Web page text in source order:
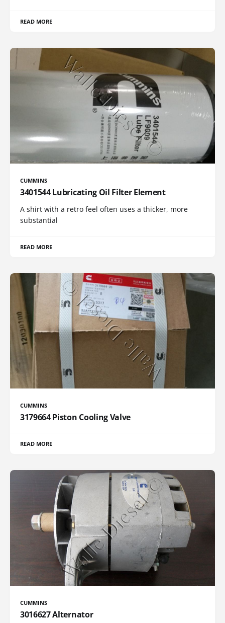
READ MORE
CUMMINS
3401544 Lubricating Oil Filter Element
A shirt with a retro feel often uses a thicker, more
substantial
READ MORE
CUMMINS
3179664 Piston Cooling Valve
READ MORE
CUMMINS
3016627 Alternator